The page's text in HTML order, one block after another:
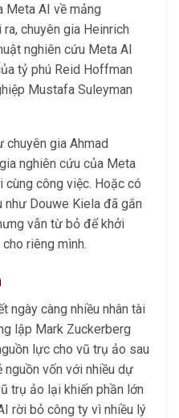
Meta AI về mảng
chuyên gia Heinrich
nghiên cứu Meta AI
tỷ phú Reid Hoffman
Mustafa Suleyman
chuyên gia Ahmad
nghiên cứu của Meta
công việc. Hoặc có
như Douwe Kiela đã gắn
vẫn từ bỏ để khởi
riêng mình.
ngày càng nhiều nhân tài
lập Mark Zuckerberg
lực cho vũ trụ ảo sau
nguồn vốn với nhiều dự
trụ ảo lại khiến phần lớn
rời bỏ công ty vì nhiều lý